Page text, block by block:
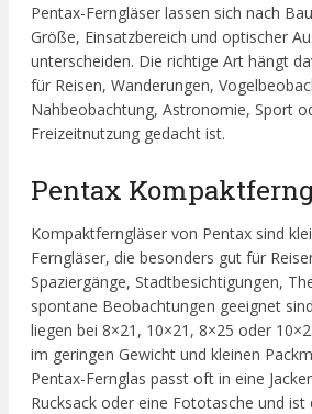
Pentax-Ferngläser lassen sich nach
Größe, Einsatzbereich und optischer
unterscheiden. Die richtige Art hängt
für Reisen, Wanderungen,
Nahbeobachtung, Astronomie, Sport
Freizeitnutzung gedacht ist.
Pentax
Kompaktferngläser von Pentax sind
Ferngläser, die besonders gut für
Spaziergänge, Stadtbesichtigungen,
spontane Beobachtungen geeignet
liegen bei 8×21, 10×21, 8×25 oder
im geringen Gewicht und kleinen
Pentax-Fernglas passt oft in eine
Rucksack oder eine Fototasche und ist